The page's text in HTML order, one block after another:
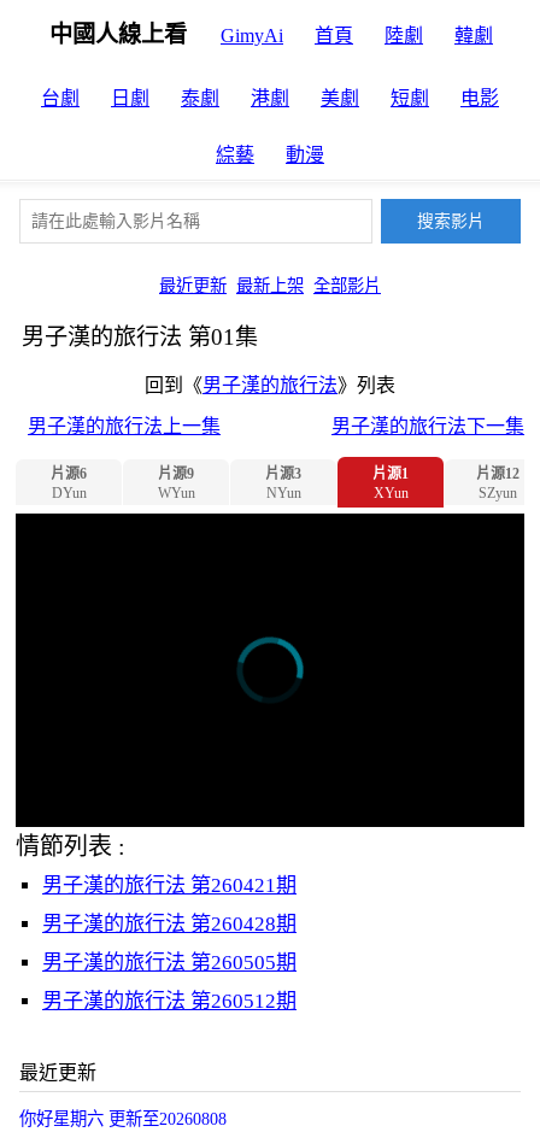
中國人線上看 GimyAi 首頁 陸劇 韓劇
台劇 日劇 泰劇 港劇 美劇 短劇 电影
綜藝 動漫
最近更新 最新上架 全部影片
男子漢的旅行法 第01集
回到《男子漢的旅行法》列表
男子漢的旅行法上一集
男子漢的旅行法下一集
片源6
DYun
片源9
WYun
片源3
NYun
片源1
XYun
片源12
SZyun
情節列表 :
男子漢的旅行法 第260421期
男子漢的旅行法 第260428期
男子漢的旅行法 第260505期
男子漢的旅行法 第260512期
最近更新
你好星期六 更新至20260808